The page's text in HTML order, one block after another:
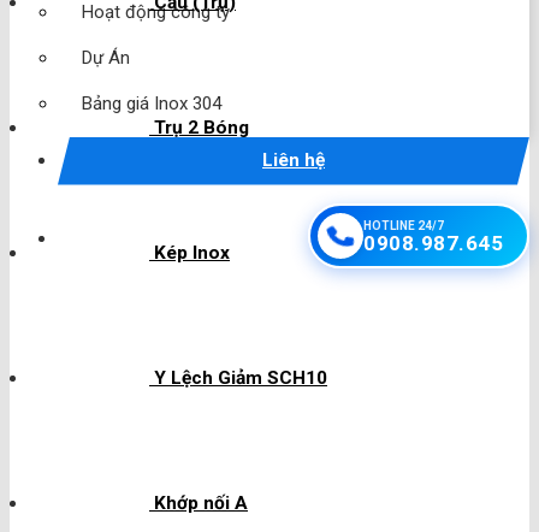
Hoạt động công ty
Dự Án
Bảng giá Inox 304
Liên hệ
HOTLINE 24/7
0908.987.645
Trụ 2 Bóng
Kép Inox
Y Lệch Giảm SCH10
Khớp nối A